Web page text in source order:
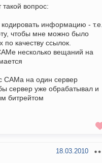
такой вопрос:
информацию -
чтобы мне можно было
по качеству ссылок.
несколько вещаний на
САМа на один сервер
сервер уже обрабатывал и
битрейтом
18.03.2010